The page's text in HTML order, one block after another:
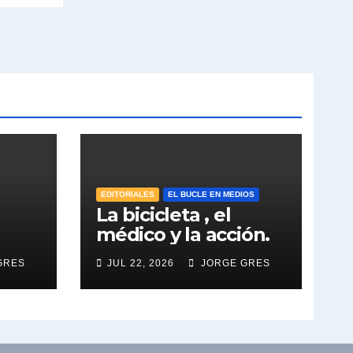
EDITORIALES EL BUCLE EN MEDIOS
La bicicleta , el
médico y la acción.
JUL 22, 2026 JORGE GRES